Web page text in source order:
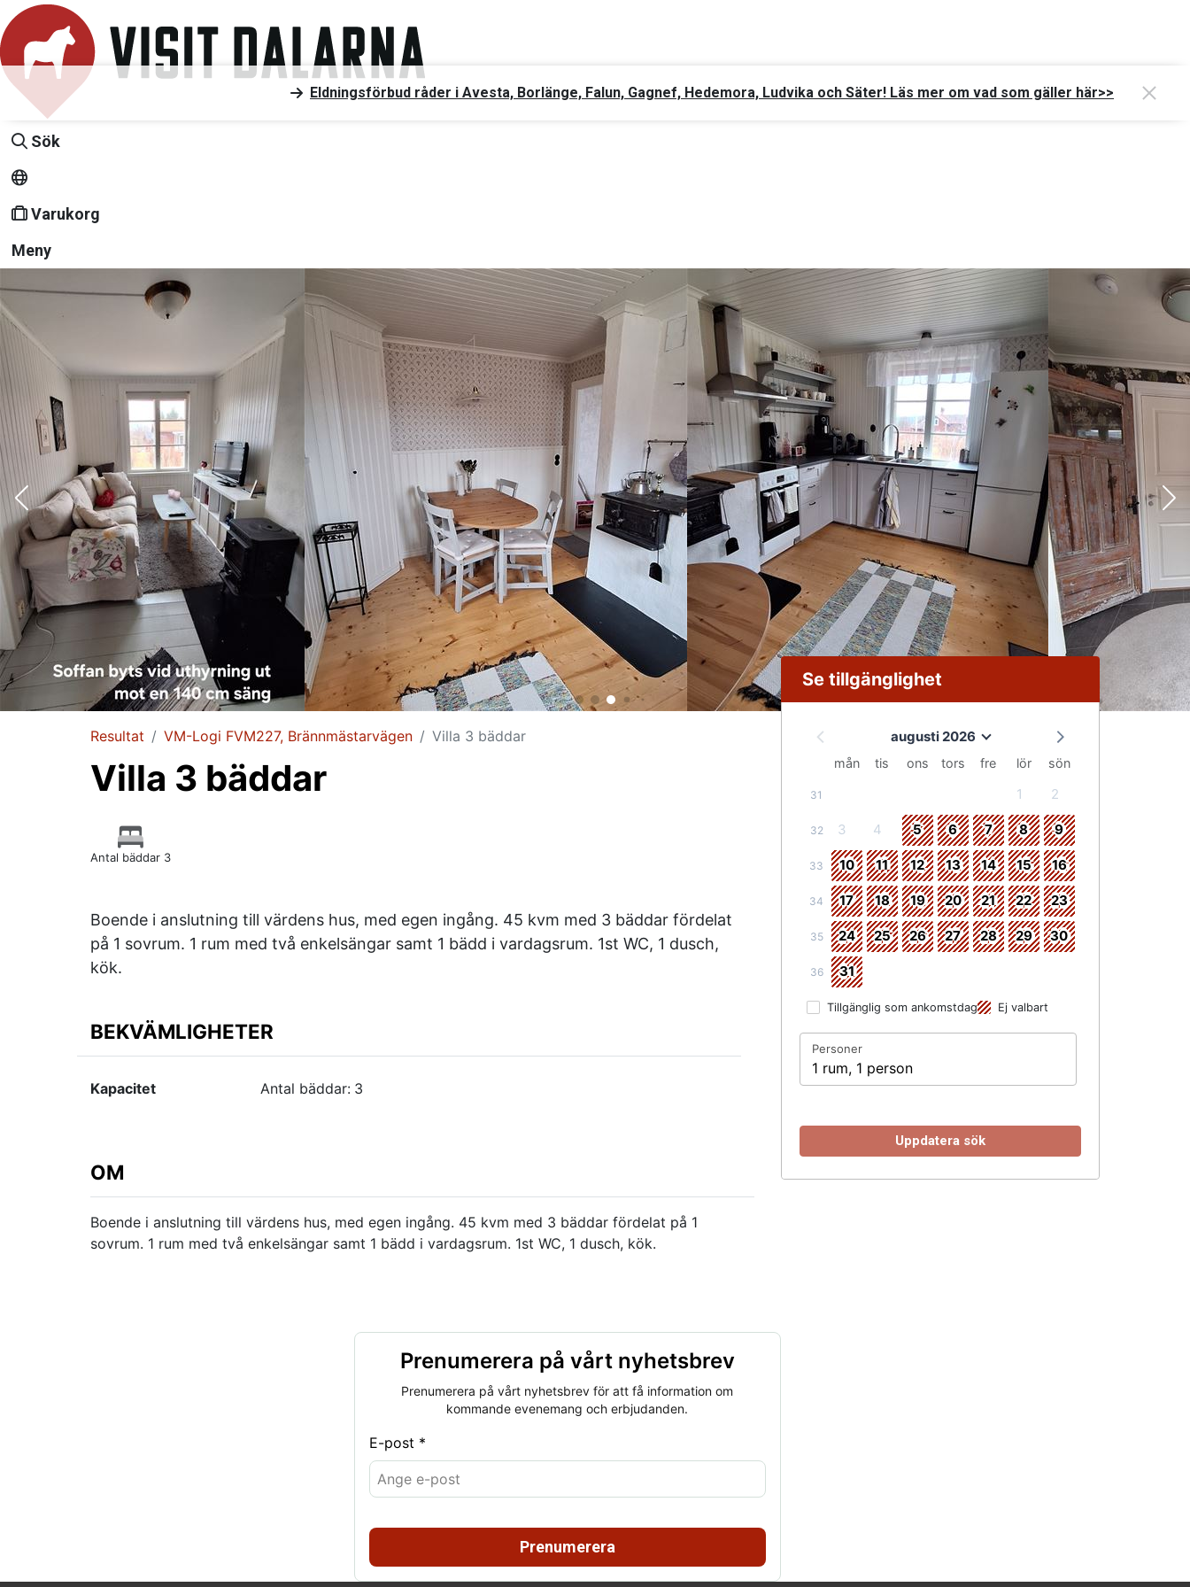
Sök
Varukorg
Meny
Eldningsförbud råder i Avesta, Borlänge, Falun, Gagnef, Hedemora, Ludvika och Säter! Läs mer om vad som gäller här>>
Resultat VM-Logi FVM227, Brännmästarvägen Villa 3 bäddar
Villa 3 bäddar
Antal bäddar 3
Boende i anslutning till värdens hus, med egen ingång. 45 kvm med 3 bäddar fördelat
på 1 sovrum. 1 rum med två enkelsängar samt 1 bädd i vardagsrum. 1st WC, 1 dusch,
kök.
BEKVÄMLIGHETER
Kapacitet Antal bäddar: 3
OM
Boende i anslutning till värdens hus, med egen ingång. 45 kvm med 3 bäddar fördelat på 1
sovrum. 1 rum med två enkelsängar samt 1 bädd i vardagsrum. 1st WC, 1 dusch, kök.
Se tillgänglighet
augusti 2026
mån tis ons tors fre lör sön
31 1 2
32 3 4 5 6 7 8 9
33 10 11 12 13 14 15 16
34 17 18 19 20 21 22 23
35 24 25 26 27 28 29 30
36 31
Tillgänglig som ankomstdag Ej valbart
Personer
1 rum, 1 person
Uppdatera sök
Prenumerera på vårt nyhetsbrev
Prenumerera på vårt nyhetsbrev för att få information om
kommande evenemang och erbjudanden.
E-post *
Prenumerera